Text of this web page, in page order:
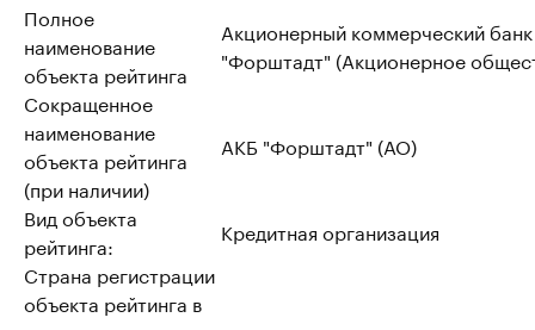
Полное
наименование
объекта рейтинга
Акционерный коммерческий банк
"Форштадт" (Акционерное
Сокращенное
наименование
объекта рейтинга
(при наличии)
АКБ "Форштадт" (АО)
Вид объекта
рейтинга:
Кредитная организация
Страна регистрации
объекта рейтинга в